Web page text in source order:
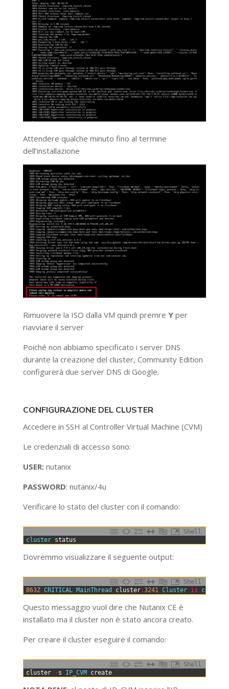
Attendere qualche minuto fino al termine
dell’installazione
Rimuovere la ISO dalla VM quindi premre Yper
riavviare il server
Poiché non abbiamo specificato i server DNS
durante la creazione del cluster, Community Edition
configurerà due server DNS di Google.
CONFIGURAZIONE DEL CLUSTER
Accedere in SSH al Controller Virtual Machine (CVM)
Le credenziali di accesso sono:
USER:nutanix
PASSWORD: nutanix/4u
Verificare lo stato del cluster con il comando:
Shell
cluster status
Dovremmo visualizzare il seguente output:
Shell
863Z CRITICAL MainThread cluster:3241 Cluster is
Questo messaggio vuol dire che Nutanix CE è
installato ma il cluster non è stato ancora creato.
Per creare il cluster eseguire il comando:
Shell
cluster -s IP_CVM create